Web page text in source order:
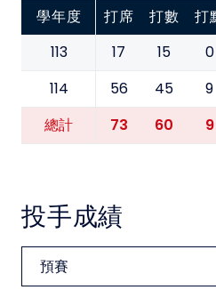
學年度 打席 打數 打
113 17 15 0
114
56 45 9
總計 73 60 9
投手成績